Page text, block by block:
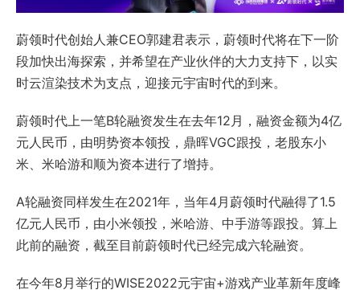
蔚领时代创始人兼CEO郭建君表示，蔚领时代将在下一阶
段加快出海探索，并希望在产业伙伴的大力支持下，以实
时云渲染技术为支点，迎接元宇宙时代的到来。
蔚领时代上一笔B轮融资发生在去年12月，融资金额为4亿
元人民币，由明势资本领投，鼎晖VGC跟投，老股东小
米、米哈游和顺为资本进行了增持。
A轮融资同样发生在2021年，当年4月蔚领时代融得了1.5
亿元人民币，由小米领投，米哈游、中手游等跟投。算上
此前的融资，截至目前蔚领时代已经完成六轮融资。
在今年8月举行的WISE2022元宇宙+游戏产业革新年度峰